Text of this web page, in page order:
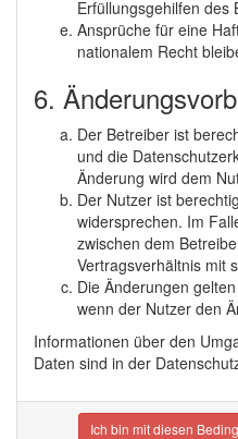
Erfüllungsgehilfen des
Ansprüche für eine
nationalem Recht
6.
Der Betreiber ist
und die
Änderung wird dem
Der Nutzer ist
widersprechen. Im
zwischen dem
Vertragsverhältnis mit
Die Änderungen
wenn der Nutzer den
Informationen über den
Daten sind in der